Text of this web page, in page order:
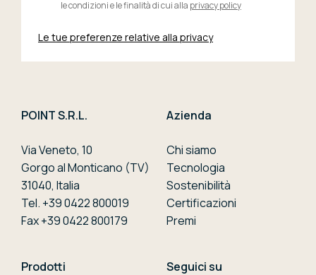
POINT S.R.L.
Via Veneto, 10
Gorgo al Monticano (TV)
31040, Italia
Tel. +39 0422 800019
Fax +39 0422 800179
Azienda
Chi siamo
Tecnologia
Sostenibilità
Certificazioni
Premi
Prodotti Seguici su
le condizioni e le finalità di cui alla privacy policy
Le tue preferenze relative alla privacy